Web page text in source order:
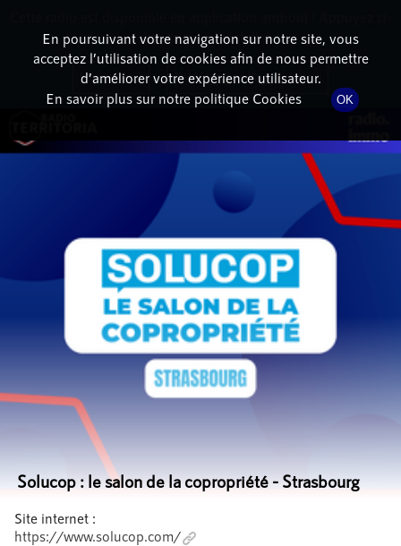
DÉTAIL DE L'ÉMISSION
Solucop : le salon de la copropriété - Strasbourg
Site internet :
https://www.solucop.com/
En poursuivant votre navigation sur notre site, vous
acceptez l’utilisation de cookies afin de nous permettre
d’améliorer votre expérience utilisateur.
En savoir plus sur notre politique Cookies
OK
dessous pour l'installer.
Non merci Télécharger l'application